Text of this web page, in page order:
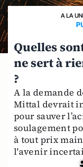
A LA
Quelles
ne sert à
?
A la demande
Mittal devrait
pour sauver
soulagement
à tout prix
l'avenir